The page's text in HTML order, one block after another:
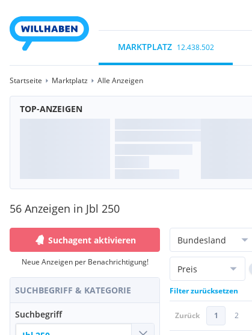
MARKTPLATZ 12.438.502
Startseite Marktplatz Alle Anzeigen
TOP-ANZEIGEN
56 Anzeigen in Jbl 250
Suchagent aktivieren
Neue Anzeigen per Benachrichtigung!
SUCHBEGRIFF & KATEGORIE
Suchbegriff
Bundesland
Preis
Filter zurücksetzen
Zurück 1 2